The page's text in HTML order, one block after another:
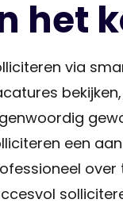
het
via
een
over